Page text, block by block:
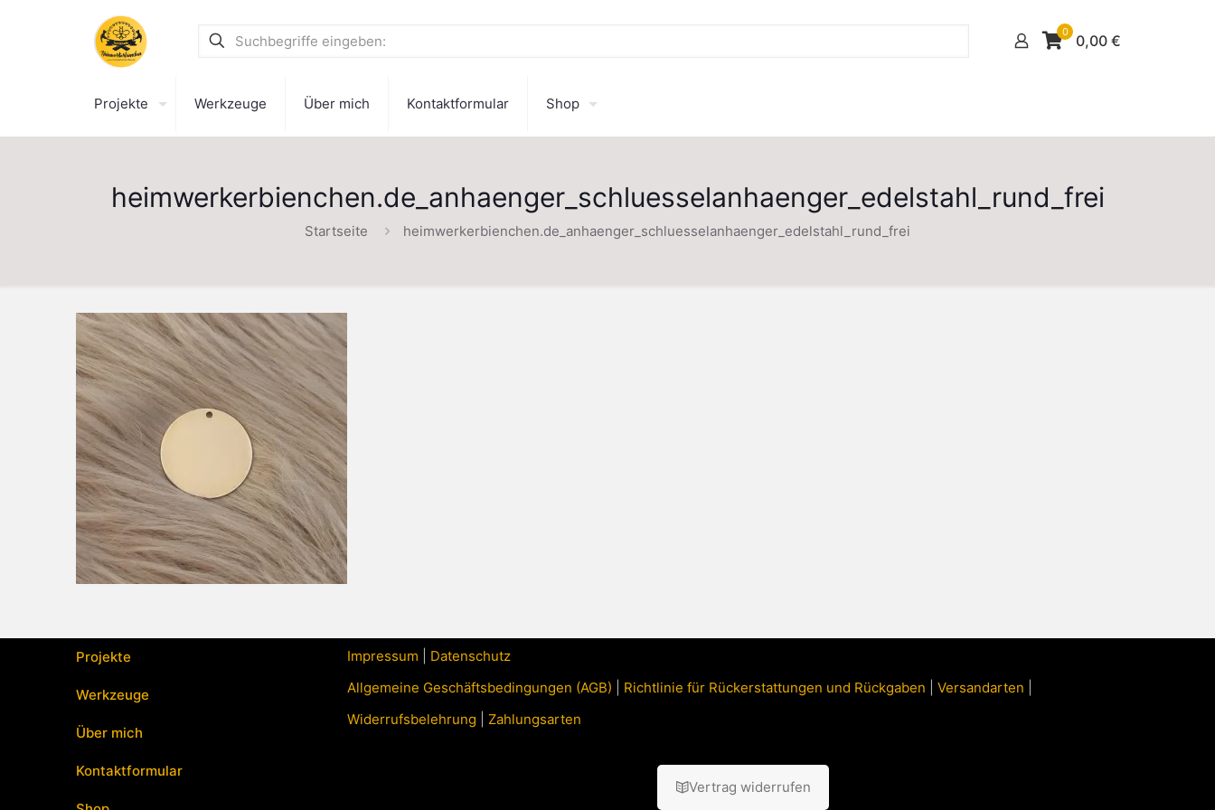
0 0,00 €
Projekte Werkzeuge Über mich Kontaktformular Shop
heimwerkerbienchen.de_anhaenger_schluesselanhaenger_edelstahl_rund_frei
Startseite heimwerkerbienchen.de_anhaenger_schluesselanhaenger_edelstahl_rund_frei
Projekte
Werkzeuge
Über mich
Kontaktformular
Impressum
Datenschutz
Allgemeine Geschäftsbedingungen (AGB)
Richtlinie für Rückerstattungen und Rückgaben Versandarten
Widerrufsbelehrung
Zahlungsarten
Vertrag widerrufen